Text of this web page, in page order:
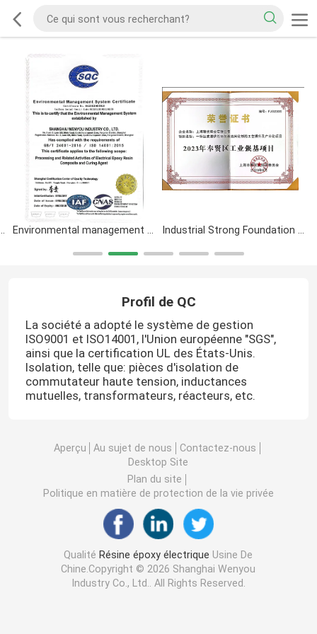
system certificate Environmental management system certificate Industrial Strong Foundation Project
Profil de QC
La société a adopté le système de gestion
ISO9001 et ISO14001, l'Union européenne "SGS",
ainsi que la certification UL des États-Unis.
Isolation, telle que: pièces d'isolation de
commutateur haute tension, inductances
mutuelles, transformateurs, réacteurs, etc.
Aperçu Au sujet de nous
Contactez-nous
Desktop Site
Plan du site
Politique en matière de protection de la vie privée
Qualité Résine époxy électrique Usine De
Chine.Copyright © 2026 Shanghai Wenyou
Industry Co., Ltd.. All Rights Reserved.